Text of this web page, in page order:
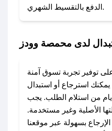
### ماذا أفعل إذا لم أجد كود خصم لمتجري
المفضل؟
على توفير الكوبونات في
### كيف تحصل على كوبونات خصم حصرية من
محمصة وودز؟
حصرية، قم بما
يلي:
الدفع بالتقسيط الشهري.
لدى محمصة وودز
توفير تجربة تسوق آمنة
استرجاع أو استبدال
مجانًا خلال 7 أيام من استلام الطلب. يجب
الأصلية وغير مستخدمة.
بسهولة عبر موقعنا